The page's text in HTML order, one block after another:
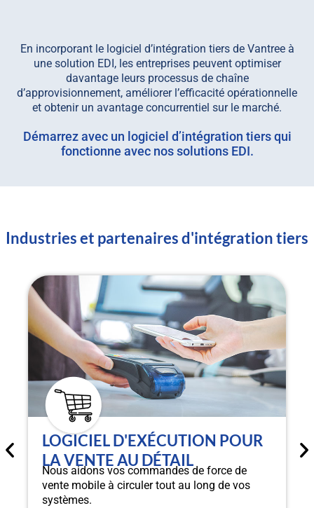
En incorporant le logiciel d’intégration tiers de Vantree à
une solution EDI, les entreprises peuvent optimiser
davantage leurs processus de chaîne
d’approvisionnement, améliorer l’efficacité opérationnelle
et obtenir un avantage concurrentiel sur le marché.
Démarrez avec un logiciel d’intégration tiers qui
fonctionne avec nos solutions EDI.
Industries et partenaires d'intégration tiers
LOGICIEL D'EXÉCUTION POUR
LA VENTE AU DÉTAIL
Nous aidons vos commandes de force de
vente mobile à circuler tout au long de vos
systèmes.